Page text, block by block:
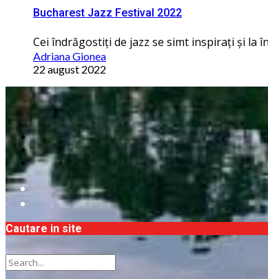
Bucharest Jazz Festival 2022
Cei îndrăgostiţi de jazz se simt inspiraţi și la
Adriana Gionea
22 august 2022
Cautare in site